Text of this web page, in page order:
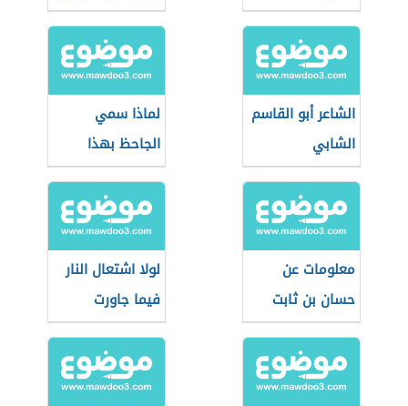
الشاعر أبو القاسم
الشابي
لماذا سمي
الجاحظ بهذا
الاسم
معلومات عن
حسان بن ثابت
لولا اشتعال النار
فيما جاورت